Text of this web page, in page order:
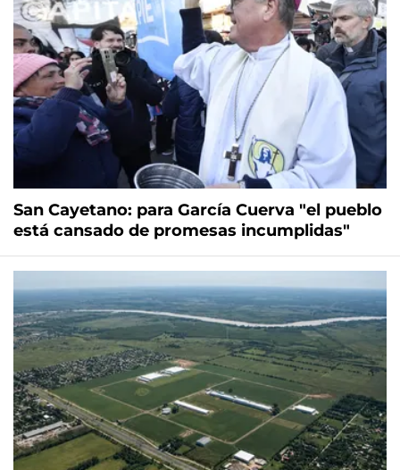
San Cayetano: para García Cuerva "el pueblo
está cansado de promesas incumplidas"